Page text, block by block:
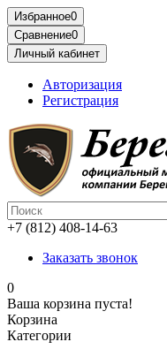
Избранное0
Сравнение0
Личный кабинет
Авторизация
Регистрация
+7 (812) 408-14-63
Заказать звонок
0
Ваша корзина пуста!
Корзина
Категории